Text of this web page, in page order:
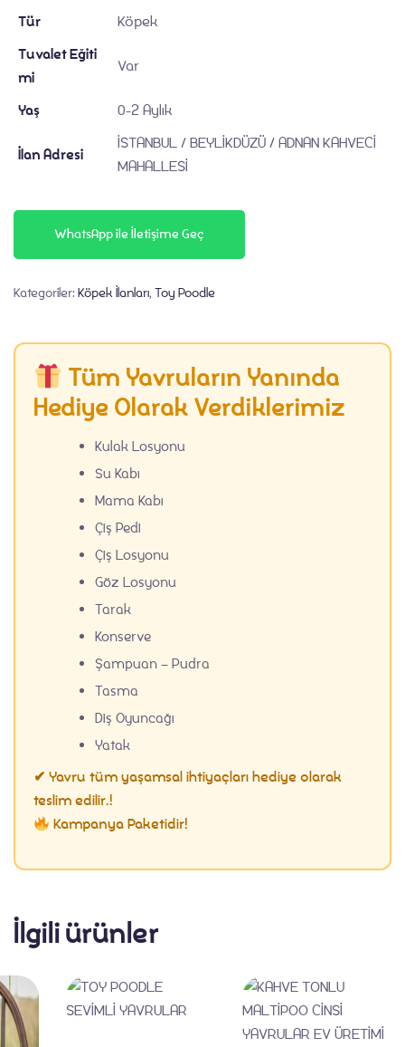
İletişim
Tür Köpek
Tuvalet Eğiti
mi
Var
Yaş 0-2 Aylık
İlan Adresi
İSTANBUL / BEYLİKDÜZÜ / ADNAN KAHVECİ
MAHALLESİ
WhatsApp ile İletişime Geç
Kategoriler: Köpek İlanları, Toy Poodle
Tüm Yavruların Yanında
Hediye Olarak Verdiklerimiz
Kulak Losyonu
Su Kabı
Mama Kabı
Çiş Pedi
Çiş Losyonu
Göz Losyonu
Tarak
Konserve
Şampuan – Pudra
Tasma
Diş Oyuncağı
Yatak
✔ Yavru tüm yaşamsal ihtiyaçları hediye olarak
teslim edilir.!
Kampanya Paketidir!
İlgili ürünler